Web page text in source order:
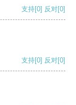
支持[0] 反对[0]
支持[0] 反对[0]